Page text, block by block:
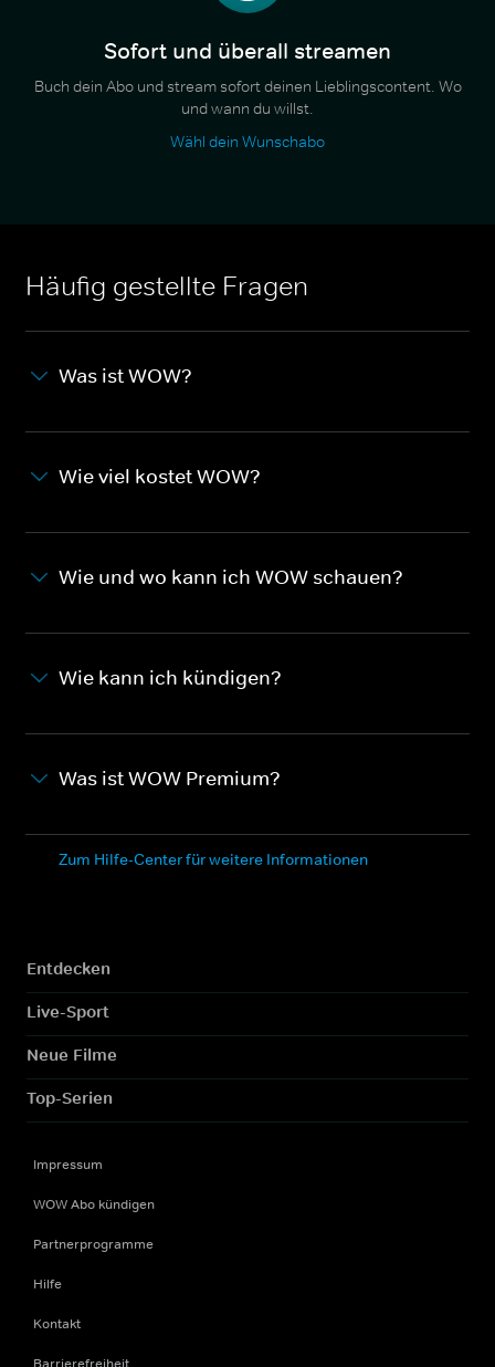
Sofort und überall streamen
Buch dein Abo und stream sofort deinen Lieblingscontent. Wo
und wann du willst.
Wähl dein Wunschabo
Häufig gestellte Fragen
Was ist WOW?
Wie viel kostet WOW?
Wie und wo kann ich WOW schauen?
Wie kann ich kündigen?
Was ist WOW Premium?
Zum Hilfe-Center für weitere Informationen
Entdecken
Live-Sport
Neue Filme
Top-Serien
Impressum
WOW Abo kündigen
Partnerprogramme
Hilfe
Kontakt